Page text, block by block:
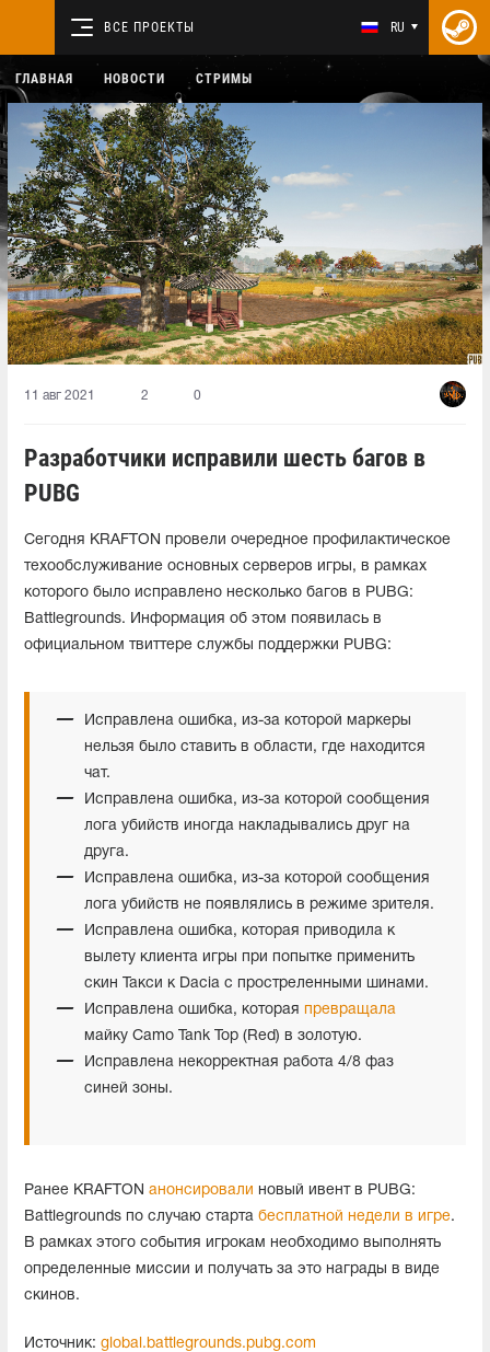
ВСЕ ПРОЕКТЫ RU
ГЛАВНАЯ НОВОСТИ СТРИМЫ
11 авг 2021 2 0
Разработчики исправили шесть багов в
PUBG
Сегодня KRAFTON провели очередное профилактическое
техообслуживание основных серверов игры, в рамках
которого было исправлено несколько багов в PUBG:
Battlegrounds. Информация об этом появилась в
официальном твиттере службы поддержки PUBG:
Исправлена ошибка, из-за которой маркеры
нельзя было ставить в области, где находится
чат.
Исправлена ошибка, из-за которой сообщения
лога убийств иногда накладывались друг на
друга.
Исправлена ошибка, из-за которой сообщения
лога убийств не появлялись в режиме зрителя.
Исправлена ошибка, которая приводила к
вылету клиента игры при попытке применить
скин Такси к Dacia с простреленными шинами.
Исправлена ошибка, которая превращала
майку Camo Tank Top (Red) в золотую.
Исправлена некорректная работа 4/8 фаз
синей зоны.
Ранее KRAFTON анонсировали новый ивент в PUBG:
Battlegrounds по случаю старта бесплатной недели в игре.
В рамках этого события игрокам необходимо выполнять
определенные миссии и получать за это награды в виде
скинов.
Источник: global.battlegrounds.pubg.com